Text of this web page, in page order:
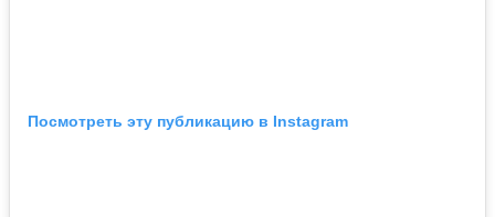
Посмотреть эту публикацию в Instagram